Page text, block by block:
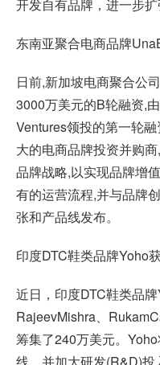
开发自有品牌，进一步扩
东南亚聚合电商品牌
日前,新加坡电商聚合公
3000万美元的B轮融资,
Ventures领投的第一轮
大的电商品牌投资并购
品牌战略,以实现品牌增
有的运营流程,并与品牌
张和产品线发布。
印度DTC鞋类品牌Yoho
近日，印度DTC鞋类品
RajeevMishra、
筹集了240万美元。
线，并加大研发(R&D)